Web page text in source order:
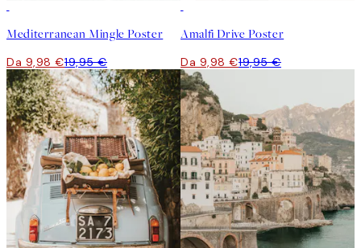
Mediterranean Mingle Poster
Da 9,98 €19,95 €
Amalfi Drive Poster
Da 9,98 €19,95 €